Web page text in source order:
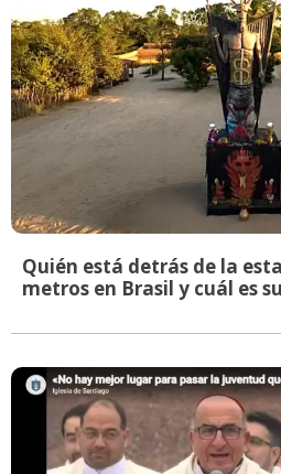
Quién está detrás de la
metros en Brasil y cuál es